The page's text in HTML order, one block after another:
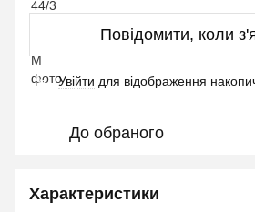
Повідомити, коли
% Увійти для відображення
До обраного
Характеристики